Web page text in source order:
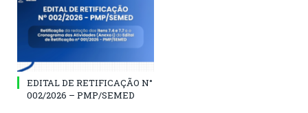
EDITAL DE RETIFICAÇÃO N°
002/2026 – PMP/SEMED